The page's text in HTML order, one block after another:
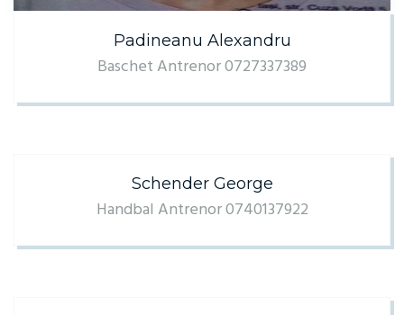
Padineanu Alexandru
Baschet Antrenor 0727337389
Schender George
Handbal Antrenor 0740137922